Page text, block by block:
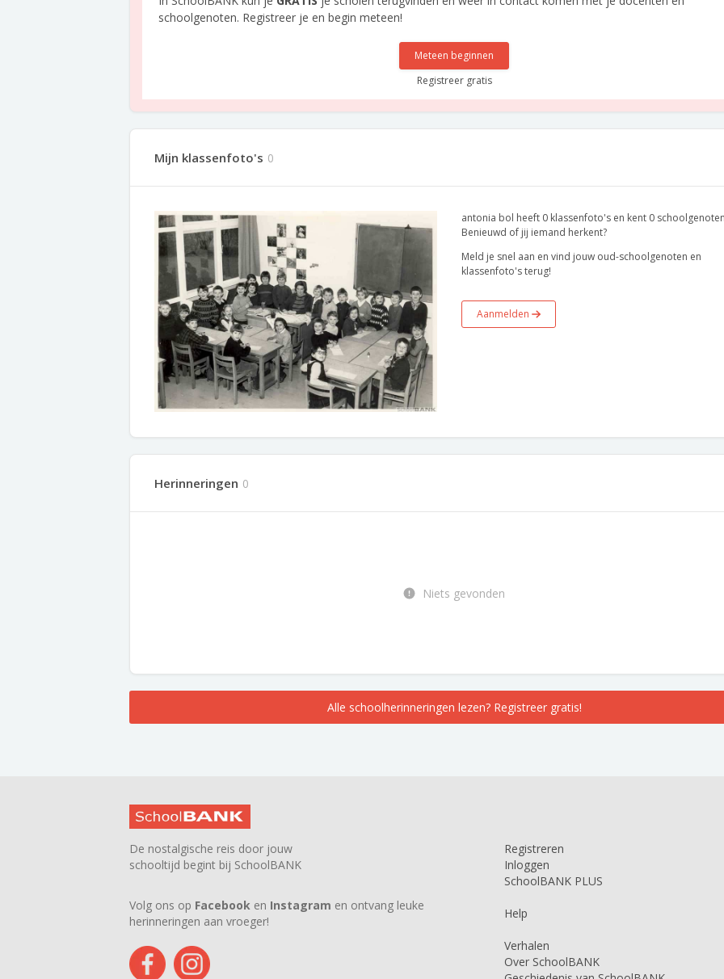
schoolgenoten. Registreer je en begin meteen!
Meteen beginnen
Registreer gratis
Mijn klassenfoto's 0
antonia bol heeft 0 klassenfoto's en kent 0
Benieuwd of jij iemand herkent?
Meld je snel aan en vind jouw oud-schoolgenoten en
klassenfoto's terug!
Aanmelden
Herinneringen 0
Niets gevonden
Alle schoolherinneringen lezen? Registreer gratis!
De nostalgische reis door jouw
schooltijd begint bij SchoolBANK
Volg ons op Facebook en Instagram en ontvang leuke
herinneringen aan vroeger!
Registreren
Inloggen
SchoolBANK PLUS
Help
Verhalen
Over SchoolBANK